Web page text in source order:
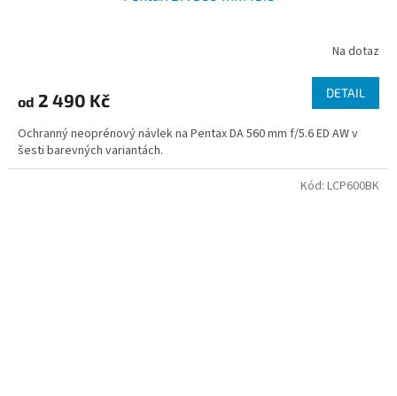
Na dotaz
od 2 490 Kč DETAIL
Ochranný neoprénový návlek na Pentax DA 560 mm f/5.6 ED AW v
šesti barevných variantách.
Kód: LCP600BK